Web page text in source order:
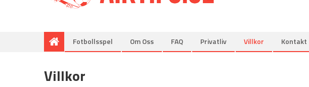
Fotbollsspel Om Oss FAQ Privatliv Villkor Kontakt
Villkor